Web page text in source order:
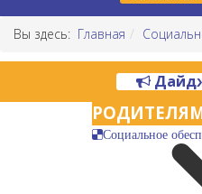
Вы здесь: Главная
Социальное